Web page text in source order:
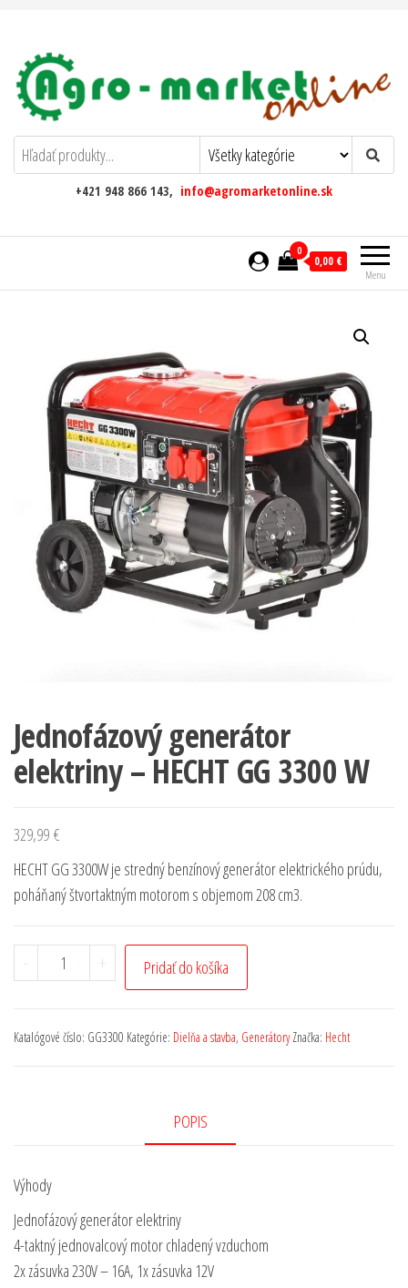
AgromarketOnline
+421 948 866 143, info@agromarketonline.sk
Menu
0
0,00 €
Jednofázový generátor
elektriny – HECHT GG 3300 W
329,99 €
HECHT GG 3300W je stredný benzínový generátor elektrického prúdu,
poháňaný štvortaktným motorom s objemom 208 cm3.
- + Pridať do košíka
Katalógové číslo: GG3300 Kategórie: Dielňa a stavba, Generátory Značka: Hecht
POPIS
Výhody
Jednofázový generátor elektriny
4-taktný jednovalcový motor chladený vzduchom
2x zásuvka 230V – 16A, 1x zásuvka 12V